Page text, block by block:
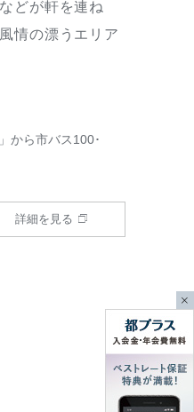
どが軒を連ね
情の漂うエリア
から市バス100･
詳細を見る